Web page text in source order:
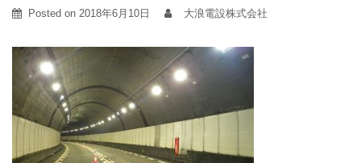
Posted on 2018年6月10日 大浪電設株式会社